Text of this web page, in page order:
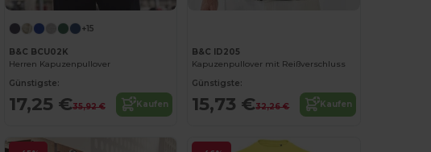
+15
B&C BCU02K
Herren Kapuzenpullover
Günstigste:
17,25 €35,92 € Kaufen
B&C ID205
Kapuzenpullover mit Reißverschluss
Günstigste:
15,73 €32,26 € Kaufen